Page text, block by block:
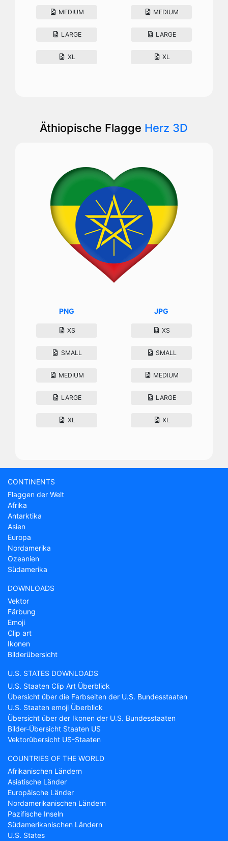
MEDIUM
LARGE
XL
MEDIUM
LARGE
XL
Äthiopische Flagge Herz 3D
PNG
XS
SMALL
MEDIUM
LARGE
XL
JPG
XS
SMALL
MEDIUM
LARGE
XL
CONTINENTS
Flaggen der Welt
Afrika
Antarktika
Asien
Europa
Nordamerika
Ozeanien
Südamerika
DOWNLOADS
Vektor
Färbung
Emoji
Clip art
Ikonen
Bilderübersicht
U.S. STATES DOWNLOADS
U.S. Staaten Clip Art Überblick
Übersicht über die Farbseiten der U.S. Bundesstaaten
U.S. Staaten emoji Überblick
Übersicht über der Ikonen der U.S. Bundesstaaten
Bilder-Übersicht Staaten US
Vektorübersicht US-Staaten
COUNTRIES OF THE WORLD
Afrikanischen Ländern
Asiatische Länder
Europäische Länder
Nordamerikanischen Ländern
Pazifische Inseln
Südamerikanischen Ländern
U.S. States